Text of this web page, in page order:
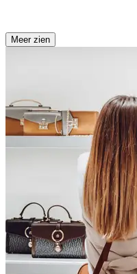
Meer zien